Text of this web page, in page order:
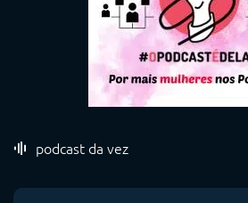
podcast da vez